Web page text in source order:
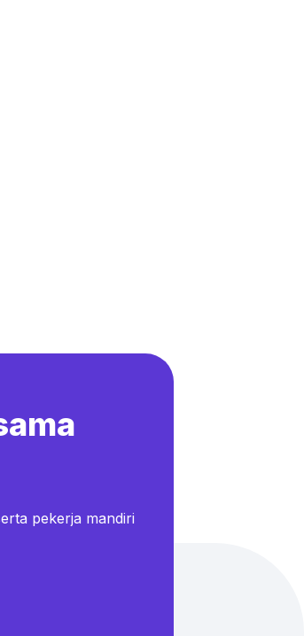
pekerja mandiri